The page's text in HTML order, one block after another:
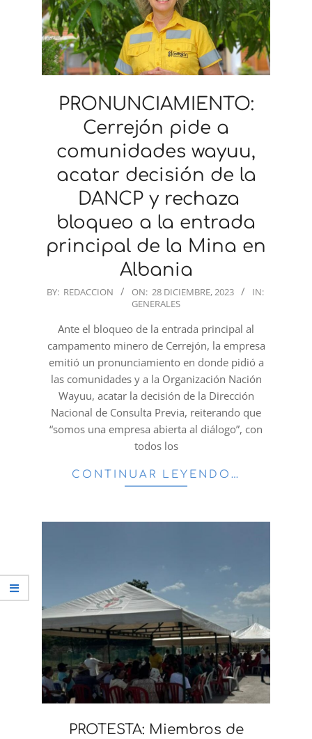
PRONUNCIAMIENTO:
Cerrejón pide a
comunidades wayuu,
acatar decisión de la
DANCP y rechaza
bloqueo a la entrada
principal de la Mina en
Albania
2023-
BY: REDACCION ON: 28 DICIEMBRE, 2023
IN:
GENERALES
Ante el bloqueo de la entrada principal al
campamento minero de Cerrejón, la empresa
emitió un pronunciamiento en donde pidió a
las comunidades y a la Organización Nación
Wayuu, acatar la decisión de la Dirección
Nacional de Consulta Previa, reiterando que
“somos una empresa abierta al diálogo”, con
todos los
CONTINUAR LEYENDO…
PROTESTA: Miembros de